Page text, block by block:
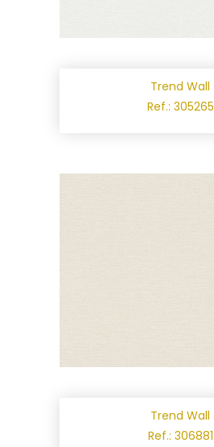
Trend Wall
Ref.: 305265
Trend Wall
Ref.: 306881